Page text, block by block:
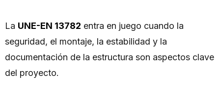
La UNE-EN 13782 entra en juego cuando la
seguridad, el montaje, la estabilidad y la
documentación de la estructura son aspectos clave
del proyecto.